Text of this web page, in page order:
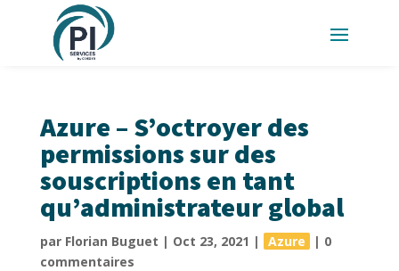
Azure – S’octroyer des
permissions sur des
souscriptions en tant
qu’administrateur global
par Florian Buguet | Oct 23, 2021 | Azure | 0
commentaires